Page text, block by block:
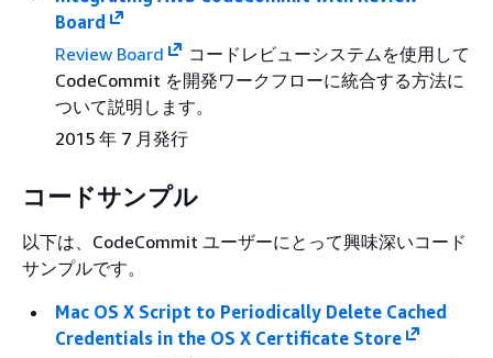
Board
Review Board
コードレビューシステムを使用して
CodeCommit を開発ワークフローに統合する方法に
ついて説明します。
2015 年 7 月発行
コードサンプル
以下は、CodeCommit ユーザーにとって興味深いコード
サンプルです。
Mac OS X Script to Periodically Delete Cached
Credentials in the OS X Certificate Store